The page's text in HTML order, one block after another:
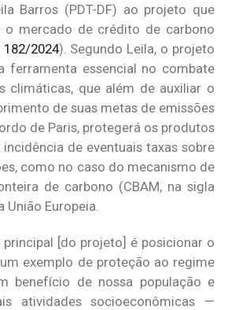
Barros (PDT-DF) ao projeto que
o mercado de crédito de carbono
182/2024). Segundo Leila, o projeto
ferramenta essencial no combate
climáticas, que além de auxiliar o
de suas metas de emissões
de Paris, protegerá os produtos
incidência de eventuais taxas sobre
como no caso do mecanismo de
de carbono (CBAM, na sigla
União Europeia.
[do projeto] é posicionar o
exemplo de proteção ao regime
benefício de nossa população e
atividades socioeconômicas —